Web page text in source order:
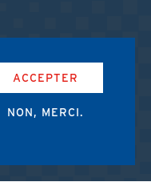
ACCEPTER
NON, MERCI.